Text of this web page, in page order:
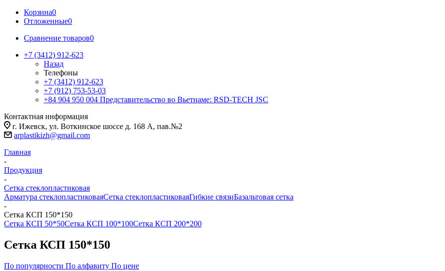
Корзина0
Отложенные0
Сравнение товаров0
+7 (3412) 912-623
Назад
Телефоны
+7 (3412) 912-623
+7 (912) 753-53-03
+84 904 950 004 Представительство во Вьетнаме: RSD-TECH JSC
Контактная информация
г. Ижевск, ул. Воткинское шоссе д. 168 А, пав.№2
arplastikizh@gmail.com
Главная
-
Продукция
-
Сетка стеклопластиковая
Арматура стеклопластиковаяСетка стеклопластиковаяГибкие связиБазальтовая сетка
-
Сетка КСП 150*150
Сетка КСП 50*50Сетка КСП 100*100Сетка КСП 200*200
Сетка КСП 150*150
По популярности По алфавиту По цене